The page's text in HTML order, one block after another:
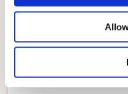
Bussarong Tidlös Ljusrosa